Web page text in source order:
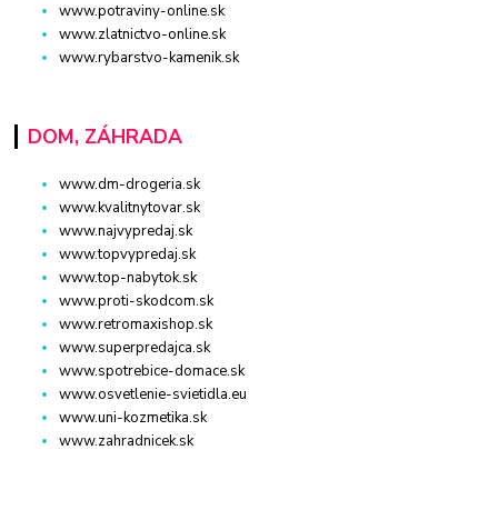
www.potraviny-online.sk
www.zlatnictvo-online.sk
www.rybarstvo-kamenik.sk
DOM, ZÁHRADA
www.dm-drogeria.sk
www.kvalitnytovar.sk
www.najvypredaj.sk
www.topvypredaj.sk
www.top-nabytok.sk
www.proti-skodcom.sk
www.retromaxishop.sk
www.superpredajca.sk
www.spotrebice-domace.sk
www.osvetlenie-svietidla.eu
www.uni-kozmetika.sk
www.zahradnicek.sk